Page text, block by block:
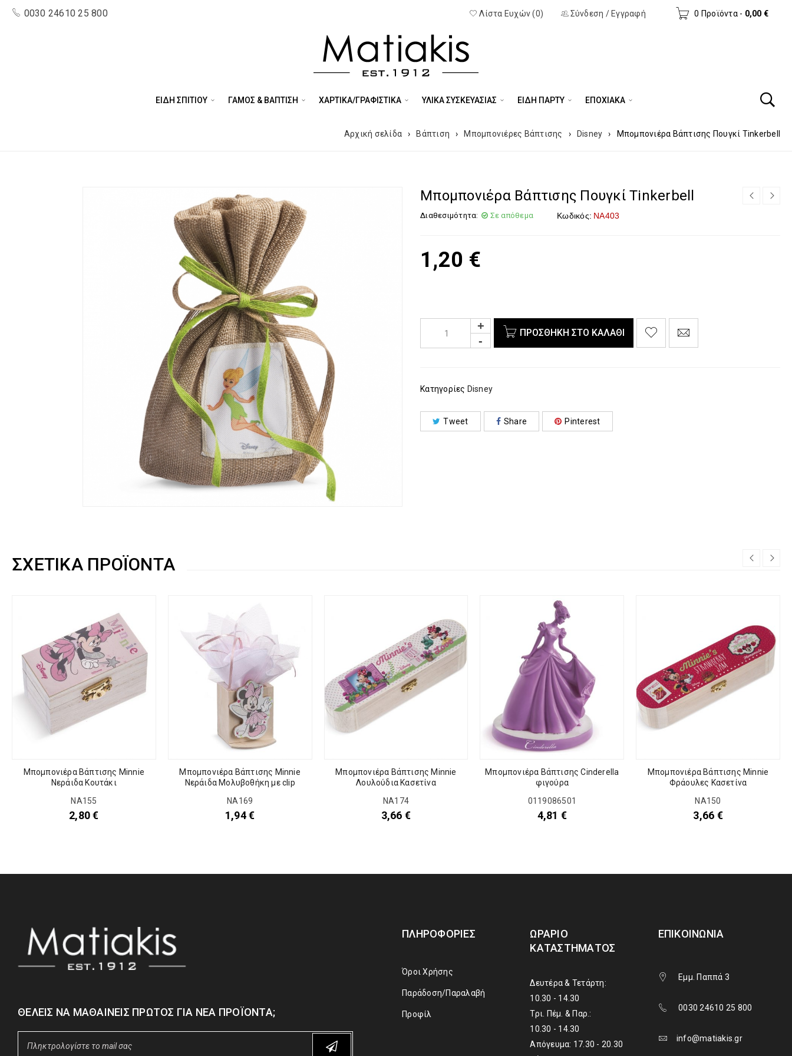
0030 24610 25 800 0 Προϊόντα - 0,00 €
Σύνδεση / Εγγραφή
Λίστα Ευχών (0)
ΕΙΔΗ ΣΠΙΤΙΟΥ ΓΑΜΟΣ & ΒΑΠΤΙΣΗ ΧΑΡΤΙΚΑ/ΓΡΑΦΙΣΤΙΚΑ ΥΛΙΚΑ ΣΥΣΚΕΥΑΣΙΑΣ ΕΊΔΗ ΠΆΡΤΥ ΕΠΟΧΙΑΚΑ
Αρχική σελίδα › Βάπτιση › Μπομπονιέρες Βάπτισης › Disney › Μπομπονιέρα Βάπτισης Πουγκί Tinkerbell
Μπομπονιέρα Βάπτισης Πουγκί Tinkerbell
Διαθεσιμότητα: Σε απόθεμα Κωδικός: ΝΑ403
1,20 €
ΠΡΟΣΘΉΚΗ ΣΤΟ ΚΑΛΆΘΙ
Κατηγορίες Disney
Tweet Share Pinterest
ΣΧΕΤΙΚΆ ΠΡΟΪΌΝΤΑ
Μπομπονιέρα Βάπτισης Minnie
Νεράιδα Κουτάκι
NA155
2,80€
Μπομπονιέρα Βάπτισης Minnie
Νεράιδα Μολυβοθήκη με clip
NA169
1,94€
Μπομπονιέρα Βάπτισης Minnie
Λουλούδια Κασετίνα
NA174
3,66 €
Μπομπονιέρα Βάπτισης Cinderella
φιγούρα
0119086501
4,81 €
Μπομπονιέρα Βάπτισης Minnie
Φράουλες Κασετίνα
NA150
3,66 €
ΘΈΛΕΙΣ ΝΑ ΜΑΘΑΊΝΕΙΣ ΠΡΏΤΟΣ ΓΙΑ ΝΈΑ ΠΡΟΪΌΝΤΑ;
ΠΛΗΡΟΦΟΡΊΕΣ
Όροι Χρήσης
Παράδοση/Παραλαβή
Προφίλ
ΩΡΆΡΙΟ
ΚΑΤΑΣΤΉΜΑΤΟΣ
Δευτέρα & Τετάρτη:
10.30 - 14.30
Τρι. Πέμ. & Παρ.:
10.30 - 14.30
Απόγευμα: 17.30 - 20.30
ΕΠΙΚΟΙΝΩΝΊΑ
Εμμ. Παππά 3
0030 24610 25 800
info@matiakis.gr